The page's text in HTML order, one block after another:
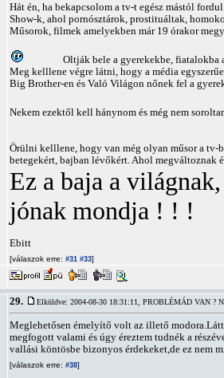
Hát én, ha bekapcsolom a tv-t egész mástól
Show-k, ahol pornósztárok, prostituáltak,
Műsorok, filmek amelyekben már 19 órakor
Oltják bele a gyerekekbe, fiatalokba
Meg kelllene végre látni, hogy a média
Big Brother-en és Való Világon nőnek fel a
Nekem ezektől kell hánynom és még nem
Örülni kelllene, hogy van még olyan műsor a tv-
betegekért, bajban lévőkért. Ahol megváltoznak
Ez a baja a
jónak mondja ! ! !
Ebitt
[válaszok erre: #31 #33]
29. Elküldve: 2004-08-30 18:31:11, PROBLÉMÁD VAN ?
Meglehetősen émelyítő volt az illető
megfogott valami és úgy éreztem tudnék a
vallási köntösbe bizonyos érdekeket,de ez nem
[válaszok erre: #38]